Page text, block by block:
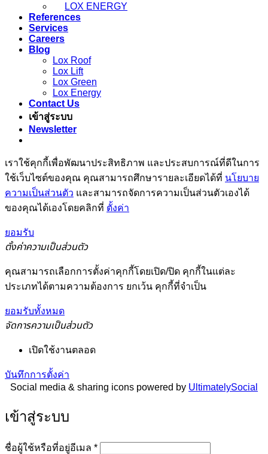
LOX ENERGY
References
Services
Careers
Blog
Lox Roof
Lox Lift
Lox Green
Lox Energy
Contact Us
เข้าสู่ระบบ
Newsletter
เราใช้คุกกี้เพื่อพัฒนาประสิทธิภาพ และประสบการณ์ที่ดีในการ
ใช้เว็บไซต์ของคุณ คุณสามารถศึกษารายละเอียดได้ที่ นโยบาย
ความเป็นส่วนตัว และสามารถจัดการความเป็นส่วนตัวเองได้
ของคุณได้เองโดยคลิกที่ ตั้งค่า
ยอมรับ
ตั้งค่าความเป็นส่วนตัว
คุณสามารถเลือกการตั้งค่าคุกกี้โดยเปิด/ปิด คุกกี้ในแต่ละ
ประเภทได้ตามความต้องการ ยกเว้น คุกกี้ที่จำเป็น
ยอมรับทั้งหมด
จัดการความเป็นส่วนตัว
เปิดใช้งานตลอด
บันทึกการตั้งค่า
Social media & sharing icons powered by UltimatelySocial
เข้าสู่ระบบ
ชื่อผู้ใช้หรือที่อยู่อีเมล *ต้องการ